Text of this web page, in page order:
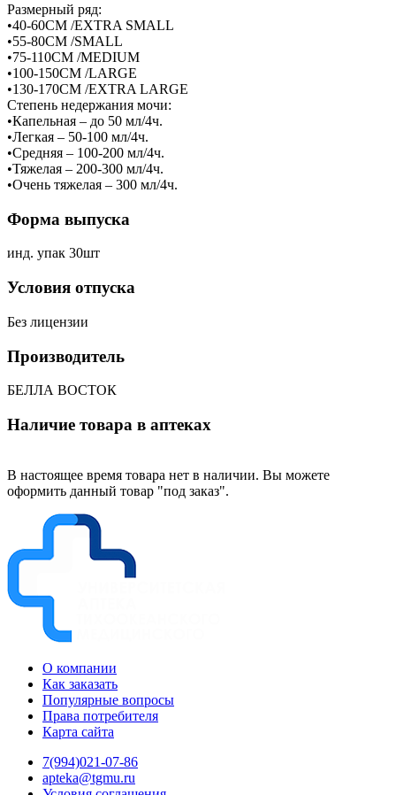
Размерный ряд:
•40-60СМ /EXTRA SMALL
•55-80СМ /SMALL
•75-110СМ /MEDIUM
•100-150СМ /LARGE
•130-170СМ /EXTRA LARGE
Степень недержания мочи:
•Капельная – до 50 мл/4ч.
•Легкая – 50-100 мл/4ч.
•Средняя – 100-200 мл/4ч.
•Тяжелая – 200-300 мл/4ч.
•Очень тяжелая – 300 мл/4ч.
Форма выпуска
инд. упак 30шт
Условия отпуска
Без лицензии
Производитель
БЕЛЛА ВОСТОК
Наличие товара в аптеках
В настоящее время товара нет в наличии. Вы можете
оформить данный товар "под заказ".
О компании
Как заказать
Популярные вопросы
Права потребителя
Карта сайта
7(994)021-07-86
apteka@tgmu.ru